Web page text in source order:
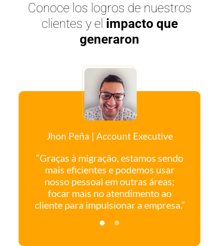
Conoce los logros de nuestros
clientes y el impacto que
generaron
Jhon Peña | Account Executive
“Graças à migração, estamos sendo
mais eficientes e podemos usar
nosso pessoal em outras áreas;
focar mais no atendimento ao
cliente para impulsionar a empresa.”